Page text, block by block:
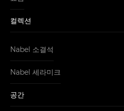
컬렉션
Nabel 소결석
Nabel 세라미크
공간